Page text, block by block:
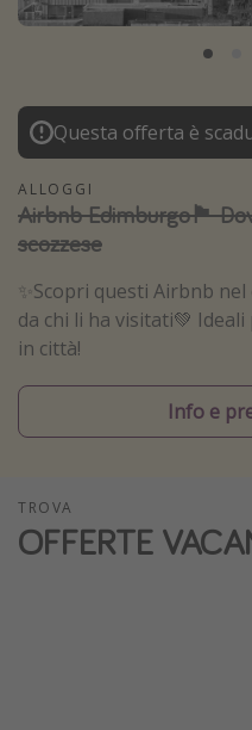
Grecia
Egitto
Tunisia
Malta
Canarie
Capo Verde
Tipo di vacanza
Vacanze all inclusive
Last minute capodanno
Questa offerta è
ALLOGGI
Airbnb Edimburgo🏴󠁧󠁢󠁳󠁣󠁴󠁿
scozzese
✨Scopri questi Airbnb
da chi li ha visitati💚
in città!
Info e
TROVA
OFFERTE